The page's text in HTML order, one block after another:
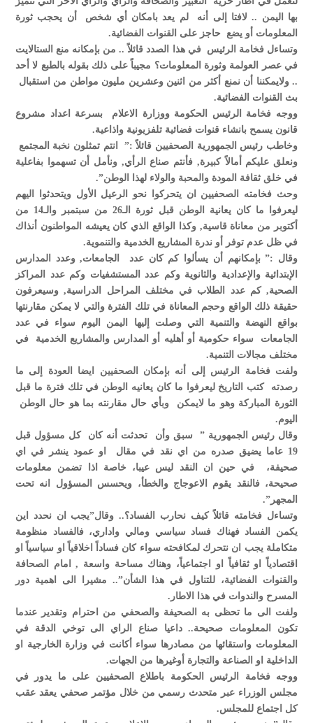
بها اليمن .. لافتا إلى أنه لم يعد بامكان أي شخص أن يحجب ثورة
المعلومات أو يضع حاجز على القنوات الفضائية.
وتساءل فخامة الرئيس في هذا الصدد قائلاً .. من بإمكانه منع الستالايت
في عصر العولمة وثورة المعلومات؟ مجيباً على ذلك بقوله بالطبع لا أحد
.. ولايمكننا أن نمنع أكثر من اثنين وعشرين مليون مواطن من استقبال
بث القنوات الفضائية.
ووجه فخامة الرئيس الحكومة ووزارة الاعلام بسرعة اعداد مشروع
قانون يسمح بانشاء قنوات فضائية تلفزيونية واذاعية.
وخاطب رئيس الجمهورية الصحفيين قائلاً :” انتم تمثلون نخبة المجتمع
ونعلق عليكم أمالاً كبيرة, فأنتم صناع الرأي, ونأمل أن تسهموا بفاعلية
في خلق ثقافة المودة والمحبة والولاء لهذا الوطن”.
وحث فخامته الصحفيين ان يتحركوا نحو الرعيل الأول ويتحدثوا اليهم
ليعرفوا ما كان يعانية الوطن قبل ثورة الـ26 من سبتمبر والـ14 من
أكتوبر من معاناة قاسية, وكذا الواقع الذي كان يعيشه المواطنون أنذاك
في ظل عدم توفر أو ندرة المشاريع الخدمية والتنموية.
وقال :” بإمكانهم أن يسألوا كم كان عدد الجامعات, وعدد المدارس
الإبتدائية والإعدادية والثانوية وكم عدد المستشفيات وكم عدد المراكز
الصحية, كم عدد الطلاب في مختلف المراحل الدراسية, وسيعرفون
حقيقة ذلك الواقع وحجم المعاناة في تلك الفترة والتي لا يمكن مقارنتها
بواقع النهضة والتنمية التي وصلت إليها اليمن اليوم سواء في عدد
الجامعات سواء حكومية أو أهليه أو المدارس والمشاريع الخدمية في
مختلف مجالات التنمية.
ولفت فخامة الرئيس إلى أنه بإمكان الصحفيين ايضا العودة إلى ما
رصدته كتب التاريخ ليعرفوا ما كان يعانيه الوطن في تلك فترة ما قبل
الثورة المباركة وهو ما لايمكن وبأي حال مقارنته بما هو حال الوطن
اليوم.
وقال رئيس الجمهورية ” سبق وأن تحدثت أنه كان كل مسؤول قبل
19 عاما يضيق صدره من اي نقد في مقال او عمود ينشر في اي
صحيفة، في حين ان النقد ليس عيبا، خاصة اذا تضمن معلومات
صحيحة، فالنقد يقوم الاعوجاج والخطأ، ويحسس المسؤول انه تحت
المجهر”.
وتساءل فخامته قائلاً كيف نحارب الفساد؟.. وقال”يجب ان نحدد اين
يكمن الفساد فهناك فساد سياسي ومالي واداري، فالفساد منظومة
متكاملة يجب ان نتحرك لمكافحته سواء كان فساداً اخلاقياً او سياسياً او
اقتصادياً او ثقافياً او اجتماعياً، وهناك مساحة واسعة , امام الصحافة
والقنوات الفضائية، للتناول في هذا الشأن”.. مشيرا الى اهمية دور
المسرح والندوات في هذا الاطار.
ولفت الى ما تحظى به الصحيفة والصحفي من احترام وتقدير عندما
تكون المعلومات صحيحة.. داعيا صناع الراي الى توخي الدقة في
المعلومات واستقائها من مصادرها سواء أكانت في وزارة الخارجية او
الداخلية او الصناعة والتجارة أوغيرها من الجهات.
ووجه فخامة الرئيس الحكومة باطلاع الصحفيين على ما يدور في
مجلس الوزراء عبر متحدث رسمي من خلال مؤتمر صحفي يعقد عقب
كل اجتماع للمجلس.